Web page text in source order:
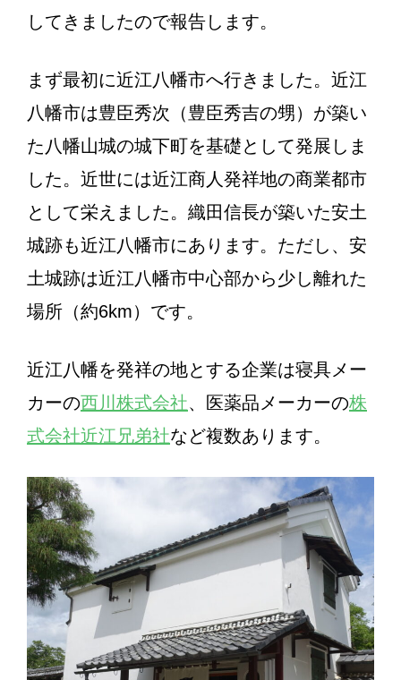
してきましたので報告します。
まず最初に近江八幡市へ行きました。近江
八幡市は豊臣秀次（豊臣秀吉の甥）が築い
た八幡山城の城下町を基礎として発展しま
した。近世には近江商人発祥地の商業都市
として栄えました。織田信長が築いた安土
城跡も近江八幡市にあります。ただし、安
土城跡は近江八幡市中心部から少し離れた
場所（約6km）です。
近江八幡を発祥の地とする企業は寝具メー
カーの西川株式会社、医薬品メーカーの株
式会社近江兄弟社など複数あります。